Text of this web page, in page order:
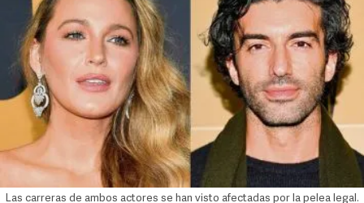
Las carreras de ambos actores se han visto afectadas por la pelea legal.